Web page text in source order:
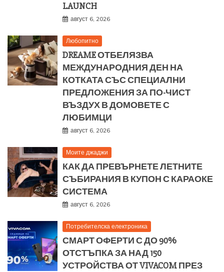
LAUNCH
август 6, 2026
Любопитно
DREAME ОТБЕЛЯЗВА
МЕЖДУНАРОДНИЯ ДЕН НА
КОТКАТА СЪС СПЕЦИАЛНИ
ПРЕДЛОЖЕНИЯ ЗА ПО-ЧИСТ
ВЪЗДУХ В ДОМОВЕТЕ С
ЛЮБИМЦИ
август 6, 2026
Моите джаджи
КАК ДА ПРЕВЪРНЕТЕ ЛЕТНИТЕ
СЪБИРАНИЯ В КУПОН С КАРАОКЕ
СИСТЕМА
август 6, 2026
Потребителска електроника
СМАРТ ОФЕРТИ С ДО 90%
ОТСТЪПКА ЗА НАД 150
УСТРОЙСТВА ОТ VIVACOM ПРЕЗ